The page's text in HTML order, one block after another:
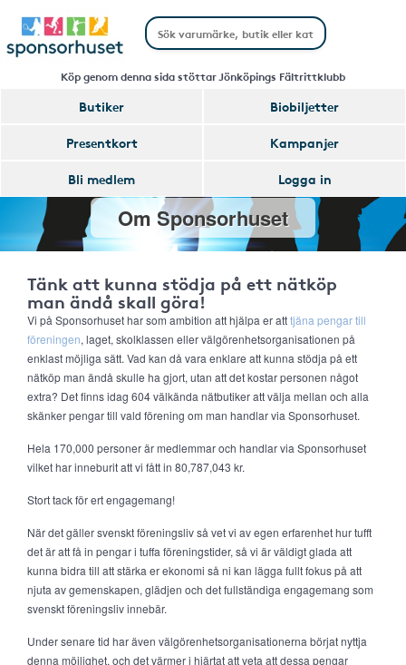
Köp genom denna sida stöttar Jönköpings Fältrittklubb
Butiker
Biobiljetter
Presentkort
Kampanjer
Bli medlem
Logga in
Om Sponsorhuset
Tänk att kunna stödja på ett nätköp
man ändå skall göra!
Vi på Sponsorhuset har som ambition att hjälpa er atttjäna pengar till
föreningen, laget, skolklassen eller välgörenhetsorganisationen på
enklast möjliga sätt. Vad kan då vara enklare att kunna stödja på ett
nätköp man ändå skulle ha gjort, utan att det kostar personen något
extra? Det finns idag 604 välkända nätbutiker att välja mellan och alla
skänker pengar till vald förening om man handlar via Sponsorhuset.
Hela 170,000 personer är medlemmar och handlar via Sponsorhuset
vilket har inneburit att vi fått in 80,787,043 kr.
Stort tack för ert engagemang!
När det gäller svenskt föreningsliv så vet vi av egen erfarenhet hur tufft
det är att få in pengar i tuffa föreningstider, så vi är väldigt glada att
kunna bidra till att stärka er ekonomi så ni kan lägga fullt fokus på att
njuta av gemenskapen, glädjen och det fullständiga engagemang som
svenskt föreningsliv innebär.
Under senare tid har även välgörenhetsorganisationerna börjat nyttja
denna möjlighet, och det värmer i hjärtat att veta att dessa pengar